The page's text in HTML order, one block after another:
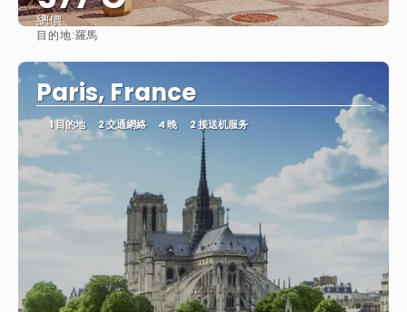
總價
目的地:羅馬
Paris, France
1 目的地 2 交通網絡 4 晚 2 接送机服务